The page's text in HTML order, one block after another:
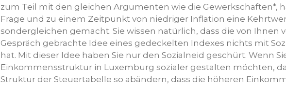
zum Teil mit den gleichen Argumenten wie die Gewerkschaften*,
Frage und zu einem Zeitpunkt von niedriger Inflation eine
sondergleichen gemacht. Sie wissen natürlich, dass die von Ihnen
Gespräch gebrachte Idee eines gedeckelten Indexes nichts mit
hat. Mit dieser Idee haben Sie nur den Sozialneid geschürt. Wenn
Einkommensstruktur in Luxemburg sozialer gestalten möchten,
Struktur der Steuertabelle so abändern, dass die höheren